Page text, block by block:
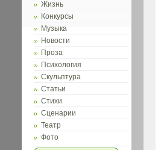
Жизнь
Конкурсы
Музыка
Новости
Проза
Психология
Скульптура
Статьи
Стихи
Сценарии
Театр
Фото